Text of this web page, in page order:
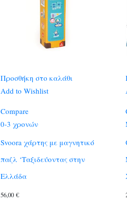
Προσθήκη στο καλάθι
Add to Wishlist
Compare
0-3 χρονών
Svoora χάρτης με μαγνητικό
παζλ ‘Ταξιδεύοντας στην
Ελλάδα
56,00 €